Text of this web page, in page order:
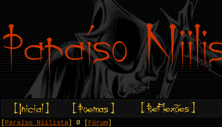
Paraíso Niilista ] Ø [ Fórum